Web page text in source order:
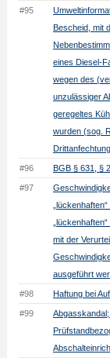
#95
Bescheid, mit
eines Diesel-
wegen des
unzulässiger
geregeltes
wurden (sog.
#96 BGB § 631, §
#97
mit der
ausgeführt
#98 Haftung bei
#99